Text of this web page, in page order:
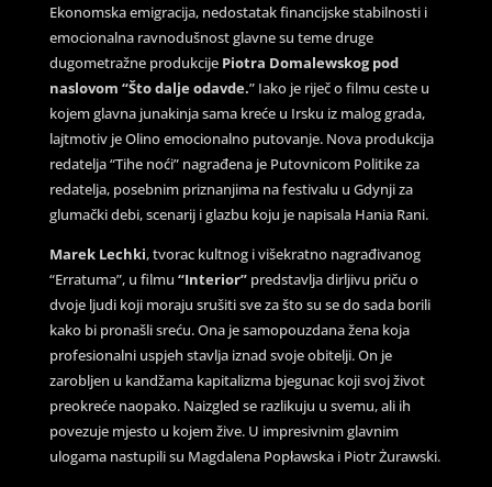
Ekonomska emigracija, nedostatak financijske stabilnosti i
emocionalna ravnodušnost glavne su teme druge
dugometražne produkcije Piotra Domalewskog pod
naslovom “Što dalje odavde.” Iako je riječ o filmu ceste u
kojem glavna junakinja sama kreće u Irsku iz malog grada,
lajtmotiv je Olino emocionalno putovanje. Nova produkcija
redatelja “Tihe noći” nagrađena je Putovnicom Politike za
redatelja, posebnim priznanjima na festivalu u Gdynji za
glumački debi, scenarij i glazbu koju je napisala Hania Rani.
Marek Lechki, tvorac kultnog i višekratno nagrađivanog
“Erratuma”, u filmu “Interior”predstavlja dirljivu priču o
dvoje ljudi koji moraju srušiti sve za što su se do sada borili
kako bi pronašli sreću. Ona je samopouzdana žena koja
profesionalni uspjeh stavlja iznad svoje obitelji. On je
zarobljen u kandžama kapitalizma bjegunac koji svoj život
preokreće naopako. Naizgled se razlikuju u svemu, ali ih
povezuje mjesto u kojem žive. U impresivnim glavnim
ulogama nastupili su Magdalena Popławska i Piotr Żurawski.